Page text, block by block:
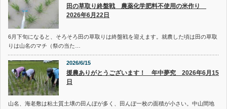
田の草取り終盤戦 農薬化学肥料不使用の米作り
2026年6月22日
6月下旬になると、そろそろ田の草取りは終盤戦を迎えます。就農した頃は田の草取
りは山名のマチ（祭の当た…
2026/6/15
援農ありがとうございます！ 年中夢究 2026年6月15
日
山名、海老敷は粘土質土壌の田んぼが多く、田んぼ一枚の面積が小さい。中山間地